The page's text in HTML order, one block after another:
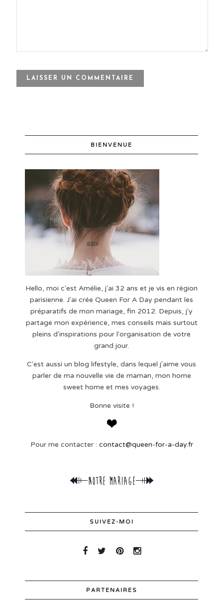
BIENVENUE
Hello, moi c'est Amélie, j'ai 32 ans et je vis en région
parisienne. J'ai crée Queen For A Day pendant les
préparatifs de mon mariage, fin 2012. Depuis, j'y
partage mon expérience, mes conseils mais surtout
pleins d'inspirations pour l'organisation de votre
grand jour.
C'est aussi un blog lifestyle, dans lequel j'aime vous
parler de ma nouvelle vie de maman, mon home
sweet home et mes voyages.
Bonne visite !
Pour me contacter : contact@queen-for-a-day.fr
SUIVEZ-MOI
PARTENAIRES